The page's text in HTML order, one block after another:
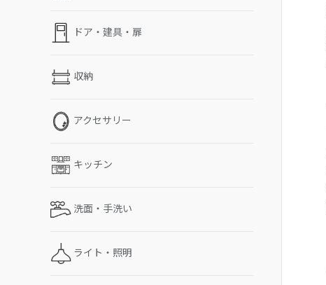
ドア・建具・扉
収納
アクセサリー
キッチン
洗面・手洗い
ライト・照明